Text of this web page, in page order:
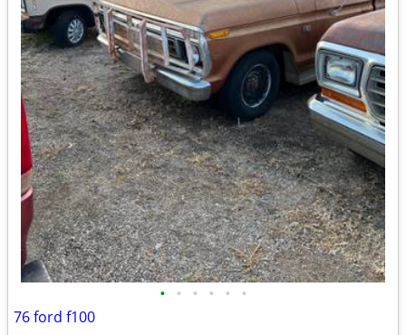
• • • • • •
76 ford f100